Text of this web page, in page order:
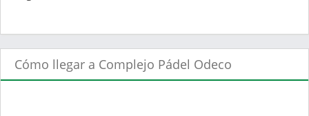
Cómo llegar a Complejo Pádel Odeco